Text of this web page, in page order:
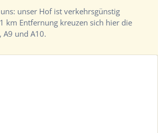
unser Hof ist verkehrsgünstig
km Entfernung kreuzen sich hier die
A9 und A10.